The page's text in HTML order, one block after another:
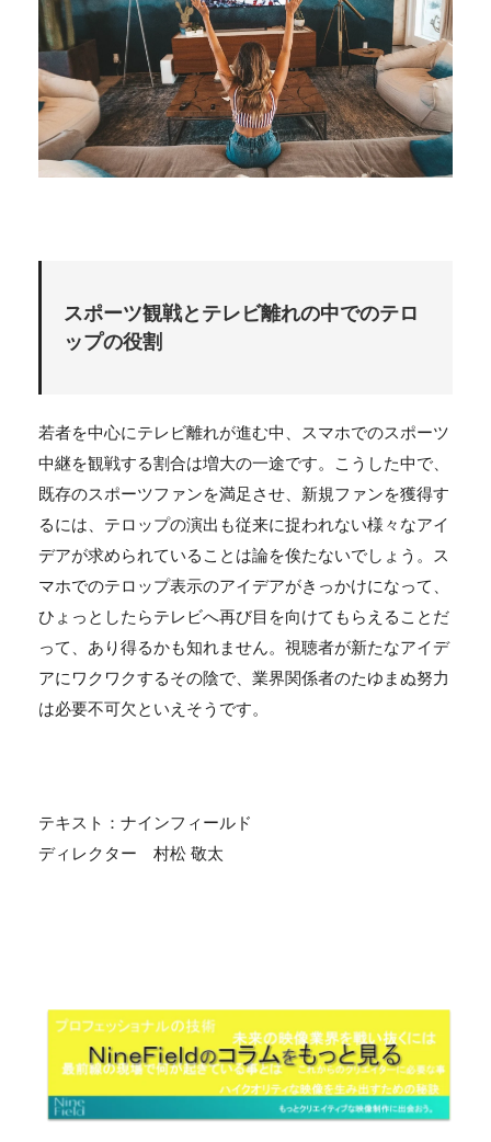
スポーツ観戦とテレビ離れの中でのテロ
ップの役割
若者を中心にテレビ離れが進む中、スマホでのスポーツ
中継を観戦する割合は増大の一途です。こうした中で、
既存のスポーツファンを満足させ、新規ファンを獲得す
るには、テロップの演出も従来に捉われない様々なアイ
デアが求められていることは論を俟たないでしょう。ス
マホでのテロップ表示のアイデアがきっかけになって、
ひょっとしたらテレビへ再び目を向けてもらえることだ
って、あり得るかも知れません。視聴者が新たなアイデ
アにワクワクするその陰で、業界関係者のたゆまぬ努力
は必要不可欠といえそうです。
テキスト：ナインフィールド
ディレクター 村松 敬太